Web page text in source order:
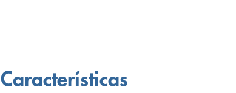
Características